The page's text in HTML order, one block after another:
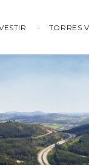
TORRES